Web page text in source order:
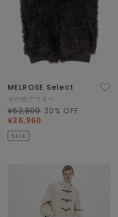
MELROSE Select
その他アウター
¥52,800 30 % OFF
¥36,960
SALE